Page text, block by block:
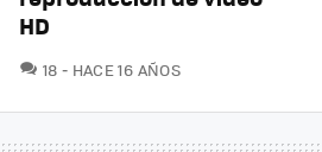
HD
18 COMENTARIOS
HACE 16 AÑOS